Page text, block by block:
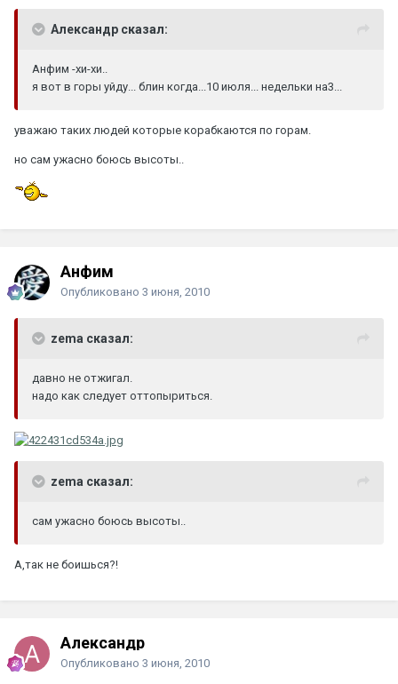
Александр сказал:
Анфим -хи-хи..
я вот в горы уйду... блин когда...10 июля... недельки на3...
уважаю таких людей которые корабкаются по горам.
но сам ужасно боюсь высоты..
Анфим
Опубликовано 3 июня, 2010
zema сказал:
давно не отжигал.
надо как следует оттопыриться.
zema сказал:
сам ужасно боюсь высоты..
А,так не боишься?!
Александр
Опубликовано 3 июня, 2010